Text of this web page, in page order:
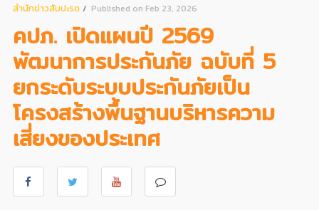
สํานักข่าวสับปะรด
Published on Feb 23, 2026
คปภ. เปิดแผนปี 2569
พัฒนาการประกันภัย ฉบับที่ 5
ยกระดับระบบประกันภัยเป็น
โครงสร้างพื้นฐานบริหารความ
เสี่ยงของประเทศ